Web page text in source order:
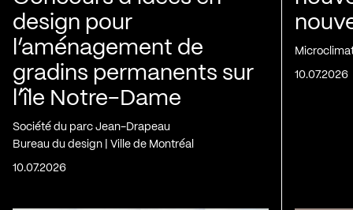
design pour
l’aménagement de
gradins permanents sur
l’île Notre-Dame
Société du parc Jean-Drapeau
Bureau du design | Ville de Montréal
10.07.2026
10.07.2026